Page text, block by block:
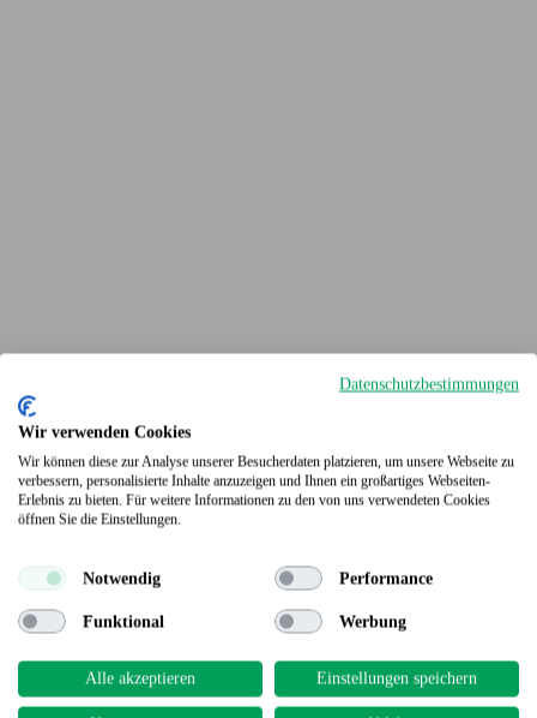
Terrassendielen
Datenschutzbestimmungen
Wir verwenden Cookies
Wir können diese zur Analyse unserer Besucherdaten platzieren, um unsere Webseite zu
verbessern, personalisierte Inhalte anzuzeigen und Ihnen ein großartiges Webseiten-
Erlebnis zu bieten. Für weitere Informationen zu den von uns verwendeten Cookies
öffnen Sie die Einstellungen.
Notwendig Performance
Funktional Werbung
Alle akzeptieren Einstellungen speichern